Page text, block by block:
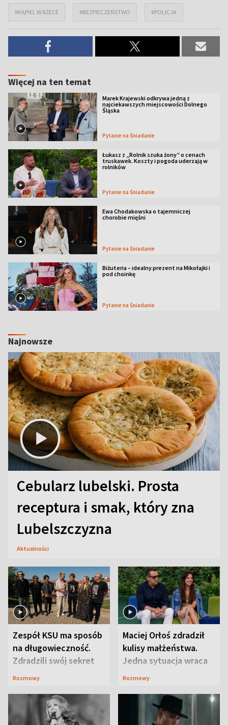
#KĄPIEL W RZECE #BEZPIECZEŃSTWO #POLICJA
Więcej na ten temat
Marek Krajewski odkrywa jedną z
najciekawszych miejscowości Dolnego
Śląska
Pytanie na Śniadanie
Łukasz z „Rolnik szuka żony” o cenach
truskawek. Koszty i pogoda uderzają w
rolników
Pytanie na Śniadanie
Ewa Chodakowska o tajemniczej
chorobie mięśni
Pytanie na Śniadanie
Biżuteria – idealny prezent na Mikołajki i
pod choinkę
Pytanie na Śniadanie
Najnowsze
Cebularz lubelski. Prosta
receptura i smak, który zna
Lubelszczyzna
Aktualności
Zespół KSU ma sposób
na długowieczność.
Zdradzili swój sekret
Rozmowy
Maciej Orłoś zdradził
kulisy małżeństwa.
Jedna sytuacja wraca
jak bumerang
Rozmowy